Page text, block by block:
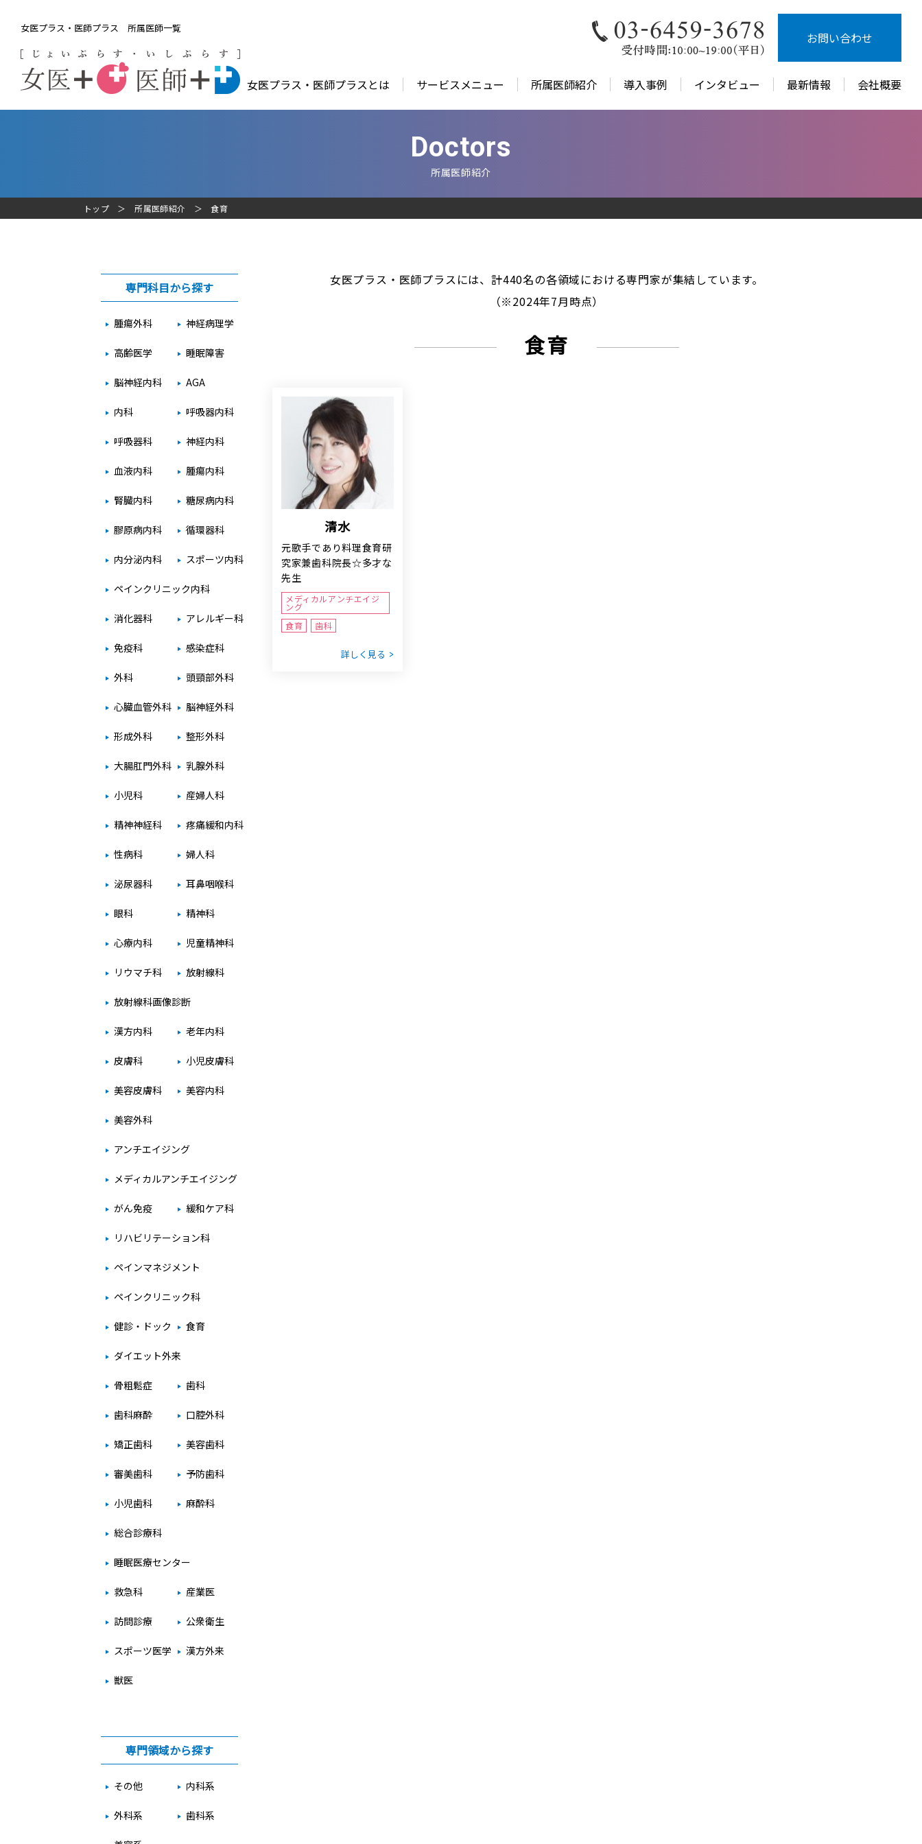
女医プラス・医師プラス 所属医師一覧
お問い合わせ
女医プラス・医師プラスとは サービスメニュー 所属医師紹介 導入事例 インタビュー 最新情報 会社概要
Doctors
所属医師紹介
トップ 所属医師紹介 食育
女医プラス・医師プラスには、計440名の各領域における専門家が集結しています。
（※2024年7月時点）
食育
清水
元歌手であり料理食育研
究家兼歯科院長☆多才な
先生
メディカルアンチエイジ
ング
食育
歯科
詳しく見る
専門科目から探す
腫瘍外科 神経病理学
高齢医学 睡眠障害
脳神経内科 AGA
内科 呼吸器内科
呼吸器科 神経内科
血液内科 腫瘍内科
腎臓内科 糖尿病内科
膠原病内科 循環器科
内分泌内科 スポーツ内科
ペインクリニック内科
消化器科 アレルギー科
免疫科 感染症科
外科 頭頸部外科
心臓血管外科 脳神経外科
形成外科 整形外科
大腸肛門外科 乳腺外科
小児科 産婦人科
精神神経科 疼痛緩和内科
性病科 婦人科
泌尿器科 耳鼻咽喉科
眼科 精神科
心療内科 児童精神科
リウマチ科 放射線科
放射線科画像診断
漢方内科 老年内科
皮膚科 小児皮膚科
美容皮膚科 美容内科
美容外科
アンチエイジング
メディカルアンチエイジング
がん免疫 緩和ケア科
リハビリテーション科
ペインマネジメント
ペインクリニック科
健診・ドック 食育
ダイエット外来
骨粗鬆症 歯科
歯科麻酔 口腔外科
矯正歯科 美容歯科
審美歯科 予防歯科
小児歯科 麻酔科
総合診療科
睡眠医療センター
救急科 産業医
訪問診療 公衆衛生
スポーツ医学 漢方外来
獣医
専門領域から探す
その他 内科系
外科系 歯科系